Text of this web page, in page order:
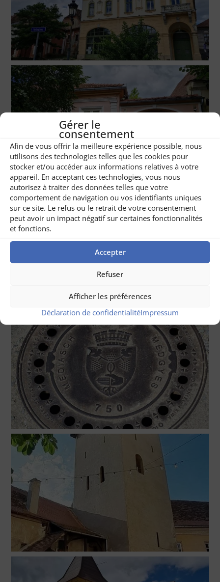
Gérer le
consentement
Afin de vous offrir la meilleure expérience possible, nous
utilisons des technologies telles que les cookies pour
stocker et/ou accéder aux informations relatives à votre
appareil. En acceptant ces technologies, vous nous
autorisez à traiter des données telles que votre
comportement de navigation ou vos identifiants uniques
sur ce site. Le refus ou le retrait de votre consentement
peut avoir un impact négatif sur certaines fonctionnalités
et fonctions.
Accepter
Refuser
Afficher les préférences
Déclaration de confidentialitéImpressum